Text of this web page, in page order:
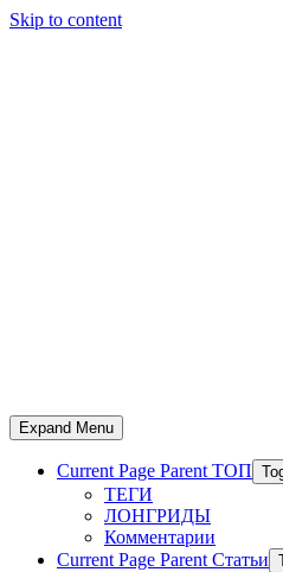
Skip to content
Expand Menu
Current Page Parent ТОП
ТЕГИ
ЛОНГРИДЫ
Комментарии
Current Page Parent Статьи